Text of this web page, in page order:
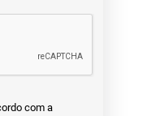
com a